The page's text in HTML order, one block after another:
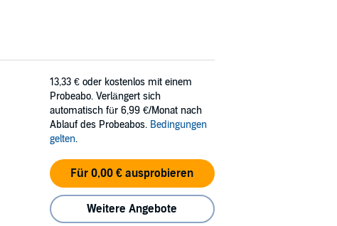
13,33 € oder kostenlos mit einem
Probeabo. Verlängert sich
automatisch für 6,99 €/Monat nach
Ablauf des Probeabos. Bedingungen
gelten.
Für 0,00 € ausprobieren
Weitere Angebote